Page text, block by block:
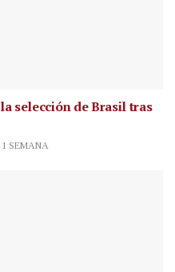
selección de Brasil tras
SEMANA